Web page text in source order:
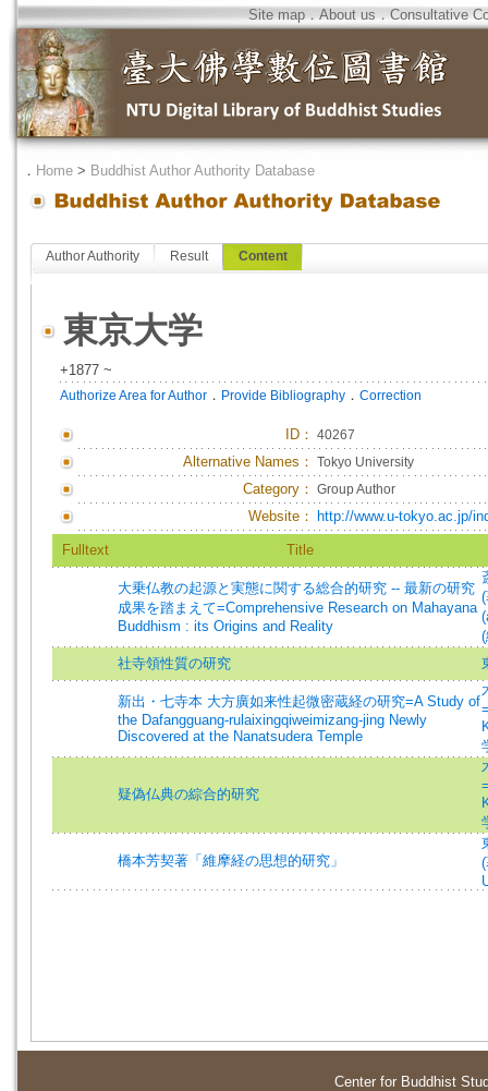
Site map．About us．Consultative
． Home > Buddhist Author Authority Database
Author Authority Result Content
東京大学
+1877 ~
Authorize Area for Author ． Provide Bibliography ． Correction
ID ： 40267
Alternative Names： Tokyo University
Category： Group Author
Website： http://www.u-tokyo.ac.jp/
Fulltext Title
大乗仏教の起源と実態に関する総合的研究 -- 最新の研究
成果を踏まえて=Comprehensive Research on Mahayana
Buddhism : its Origins and Reality
社寺領性質の研究
新出・七寺本 大方廣如来性起微密蔵経の研究=A Study of
the Dafangguang-rulaixingqiweimizang-jing Newly
Discovered at the Nanatsudera Temple
疑偽仏典の綜合的研究
橋本芳契著「維摩経の思想的研究」
Center for Buddhist